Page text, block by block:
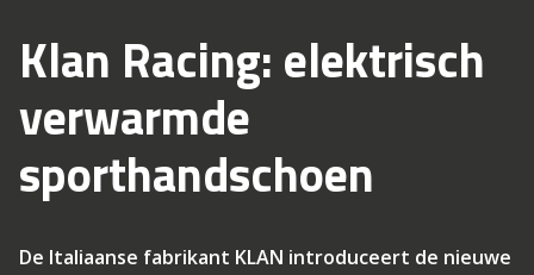
Klan Racing: elektrisch
verwarmde
sporthandschoen
De Italiaanse fabrikant KLAN introduceert de nieuwe